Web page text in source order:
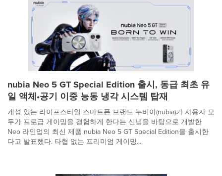
nubia Neo 5 GT Special Edition 출시, 동급 최초 유
일 액체•공기 이중 능동 냉각 시스템 탑재
개성 있는 라이프스타일 스마트폰 브랜드 누비아(nubia)가 사용자 모
두가 프로급 게이밍을 경험하게 한다는 신념을 바탕으로 개발한
Neo 라인업의 최신 제품 nubia Neo 5 GT Special Edition을 출시한
다고 발표했다. 타협 없는 프리미엄 게이밍...